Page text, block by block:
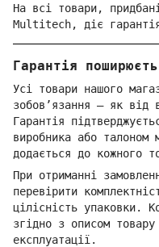
На всі товари,
Multitech, діє
Гарантія
Усі товари нашого
зобов’язання — як від
Гарантія
виробника або
додається до кожного
При отриманні
перевірити
цілісність упаковки.
згідно з описом
експлуатації.